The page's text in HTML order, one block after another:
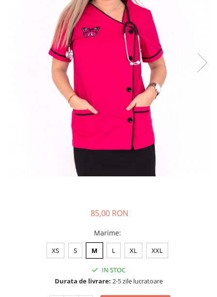
85,00 RON
Marime:
XS S M L XL XXL
IN STOC
Durata de livrare: 2-5 zile lucratoare